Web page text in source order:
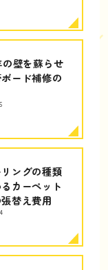
の壁を蘇らせ
ード補修の
ングの種類
カーペット
替え費用